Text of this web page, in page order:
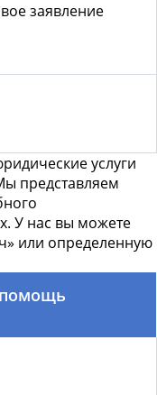
заявление
услуги
представляем
У нас вы можете
или определенную